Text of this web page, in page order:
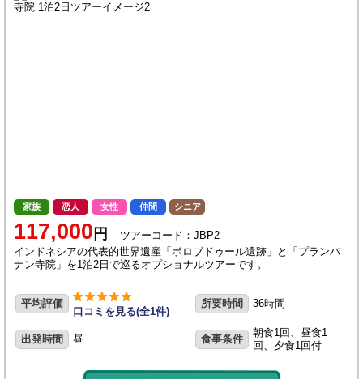
家族 恋人 女性 仲間 シニア
117,000 円
ツアーコード：JBP2
インドネシアの代表的世界遺産「ボロブドゥール遺跡」と「プランバ
ナン寺院」を1泊2日で巡るオプショナルツアーです。
平均評価
口コミを見る(全1件)
所要時間 36時間
出発時間 昼 食事条件
朝食1回、昼食1
回、夕食1回付